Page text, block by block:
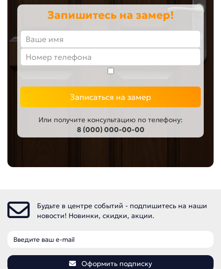
Запишитесь на замер!
Записаться на замер
Или получите консультацию по телефону:
8 (000) 000-00-00
Будьте в центре событий - подпишитесь на наши
новости! Новинки, скидки, акции.
Оформить подписку